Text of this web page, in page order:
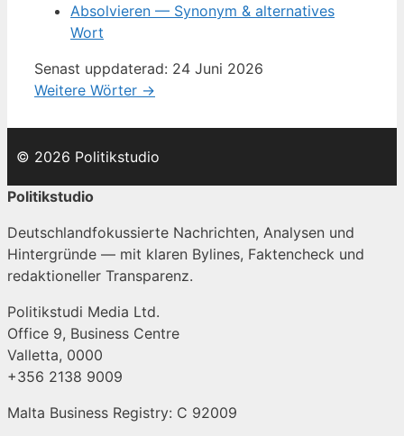
Absolvieren — Synonym & alternatives
Wort
Senast uppdaterad: 24 Juni 2026
Weitere Wörter →
© 2026 Politikstudio
Politikstudio
Deutschlandfokussierte Nachrichten, Analysen und
Hintergründe — mit klaren Bylines, Faktencheck und
redaktioneller Transparenz.
Politikstudi Media Ltd.
Office 9, Business Centre
Valletta, 0000
+356 2138 9009
Malta Business Registry: C 92009